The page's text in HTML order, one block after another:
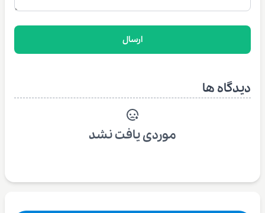
ارسال
دیدگاه ها
موردی یافت نشد